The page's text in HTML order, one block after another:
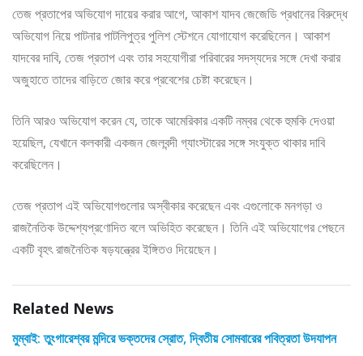
তেজ প্রতাপের অভিযোগ দায়ের করার আগে, আকাশ যাদব জেজেডি প্রধানের বিরুদ্ধে
অভিযোগ নিয়ে পাটনার পাটলিপুত্র পুলিশ স্টেশনে যোগাযোগ করেছিলেন। আকাশ
যাদবের দাবি, তেজ প্রতাপ এবং তার সহযোগীরা পরিবারের সদস্যদের সঙ্গে দেখা করার
অজুহাতে তাদের বাড়িতে জোর করে প্রবেশের চেষ্টা করেছেন।
তিনি আরও অভিযোগ করেন যে, তাকে আমেরিকার একটি নম্বর থেকে হুমকি দেওয়া
হয়েছিল, যেখানে কলকারী একজন জেলবন্দী গ্যাংস্টারের সঙ্গে সংযুক্ত থাকার দাবি
করেছিলেন।
তেজ প্রতাপ এই অভিযোগগুলোর অস্বীকার করেছেন এবং এগুলোকে মনগড়া ও
রাজনৈতিক উদ্দেশ্যপ্রণোদিত বলে অভিহিত করেছেন। তিনি এই অভিযোগের পেছনে
একটি বৃহৎ রাজনৈতিক ষড়যন্ত্রের ইঙ্গিতও দিয়েছেন।
Related News
মুম্বাই: তুংগারেশ্বর মন্দিরে ভক্তদের স্রোত, দ্বিতীয় সোমবারের পবিত্রতা উদযাপন